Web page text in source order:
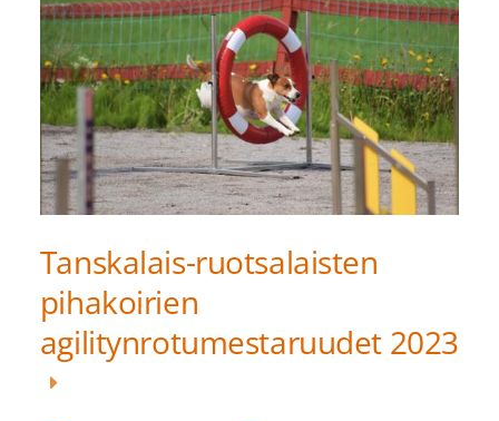
Tanskalais-ruotsalaisten
pihakoirien
agilitynrotumestaruudet 2023